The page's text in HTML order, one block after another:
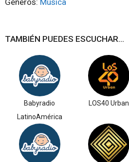
Géneros: Música
TAMBIÉN PUEDES ESCUCHAR...
Babyradio
LatinoAmérica
LOS40 Urban